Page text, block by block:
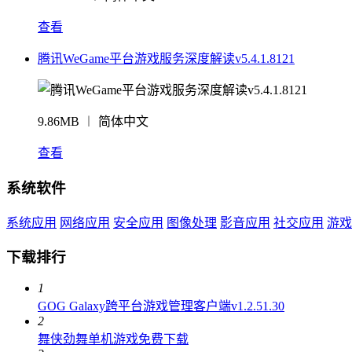
查看
腾讯WeGame平台游戏服务深度解读v5.4.1.8121
9.86MB ︱ 简体中文
查看
系统软件
系统应用 网络应用 安全应用 图像处理 影音应用 社交应用 游
下载排行
1
GOG Galaxy跨平台游戏管理客户端v1.2.51.30
2
舞侠劲舞单机游戏免费下载